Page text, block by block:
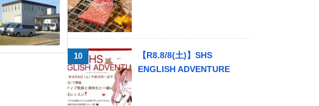
【R8.8/8(土)】SHS
ENGLISH ADVENTURE